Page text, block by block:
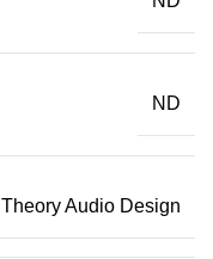
ND
Theory Audio Design